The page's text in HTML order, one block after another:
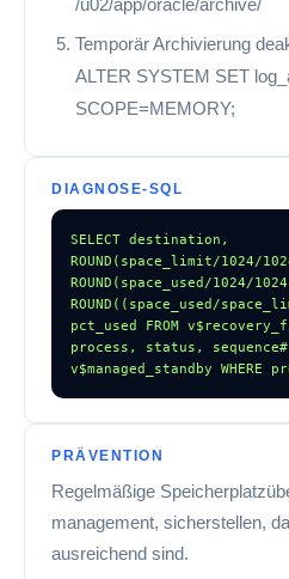
/u02/app/oracle/archive/
Temporär Archivierung
ALTER SYSTEM SET
SCOPE=MEMORY;
DIAGNOSE-SQL
SELECT destination,
ROUND(space_limit/1024/
ROUND(space_used/1024/
ROUND((space_used/
pct_used FROM
process, status,
v$managed_standby WHERE
PRÄVENTION
Regelmäßige
management, sicherstellen,
ausreichend sind.